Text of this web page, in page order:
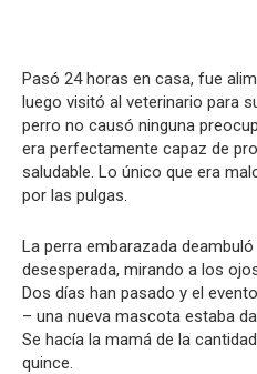
Pasó 24 horas en casa, fue
luego visitó al veterinario para
perro no causó ninguna
era perfectamente capaz de
saludable. Lo único que era
por las pulgas.
La perra embarazada
desesperada, mirando a los
Dos días han pasado y el
– una nueva mascota estaba
Se hacía la mamá de la
quince.